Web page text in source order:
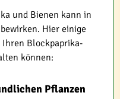
und Bienen kann in
Hier einige
Ihren Blockpaprika-
können:
Pflanzen